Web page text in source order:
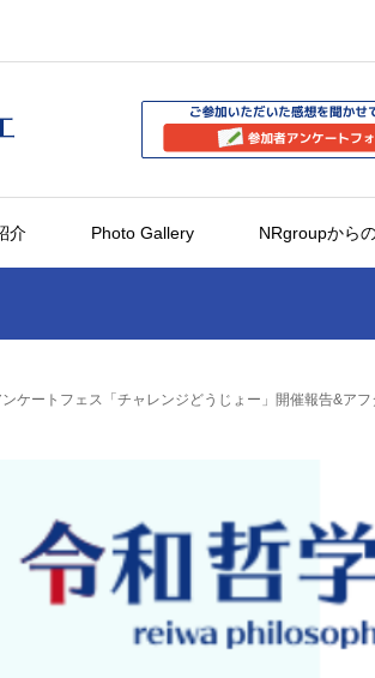
介 Photo Gallery NRgroupから
ケートフェス「チャレンジどうじょー」開催報告&ア